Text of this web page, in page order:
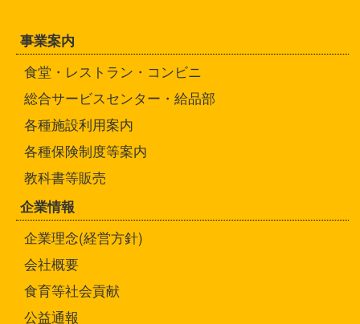
事業案内
食堂・レストラン・コンビニ
総合サービスセンター・給品部
各種施設利用案内
各種保険制度等案内
教科書等販売
企業情報
企業理念(経営方針)
会社概要
食育等社会貢献
公益通報